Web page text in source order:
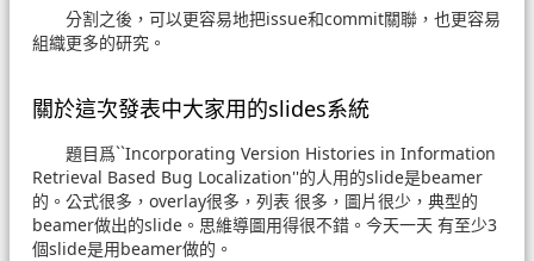
分割之後，可以更容易地把issue和commit關聯，也更容易
組織更多的研究。
關於這次發表中大家用的slides系統
題目爲``Incorporating Version Histories in Information
Retrieval Based Bug Localization''的人用的slide是beamer
的。公式很多，overlay很多，列表 很多，圖片很少，典型的
beamer做出的slide。思維導圖用得很不錯。今天一天 有至少3
個slide是用beamer做的。